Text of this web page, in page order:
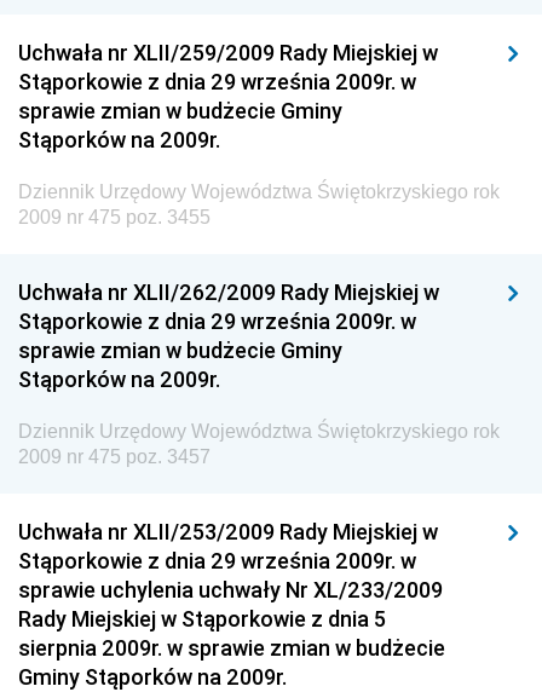
Dziennik Urzędowy Ministerstwa Kultury, Dziedzictwa
Narodowego i Sportu
Dziennik Urzędowy Ministra Finansów, Funduszy i
Dziennik Urzędowy Ministra Rozwoju, Pracy i
Dziennik Urzędowy Ministra Kultury, Dziedzictwa
Narodowego i Sportu
Dziennik Urzędowy Ministra Rodziny i Polityki
Społecznej
Dziennik Urzędowy Komendy Głównej Straży
Granicznej
Drogowego
Dziennik Urzędowy Narodowego Banku Polskiego
Dziennik Urzędowy Komendy Głównej Policji
Dziennik Urzędowy Ministra Pracy i Polityki
Społecznej
Uchwała nr XLII/259/2009 Rady Miejskiej w
Stąporkowie z dnia 29 września 2009r. w
sprawie zmian w budżecie Gminy
Stąporków na 2009r.
Dziennik Urzędowy Województwa Świętokrzyskiego rok
2009 nr 475 poz. 3455
Uchwała nr XLII/262/2009 Rady Miejskiej w
Stąporkowie z dnia 29 września 2009r. w
sprawie zmian w budżecie Gminy
Stąporków na 2009r.
Dziennik Urzędowy Województwa Świętokrzyskiego rok
2009 nr 475 poz. 3457
Uchwała nr XLII/253/2009 Rady Miejskiej w
Stąporkowie z dnia 29 września 2009r. w
sprawie uchylenia uchwały Nr XL/233/2009
Rady Miejskiej w Stąporkowie z dnia 5
sierpnia 2009r. w sprawie zmian w budżecie
Gminy Stąporków na 2009r.